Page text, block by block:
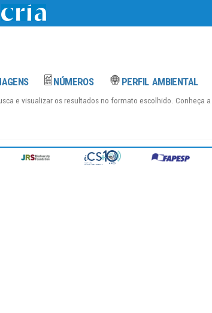
e visualizar os resultados no formato escolhido. Conheça a